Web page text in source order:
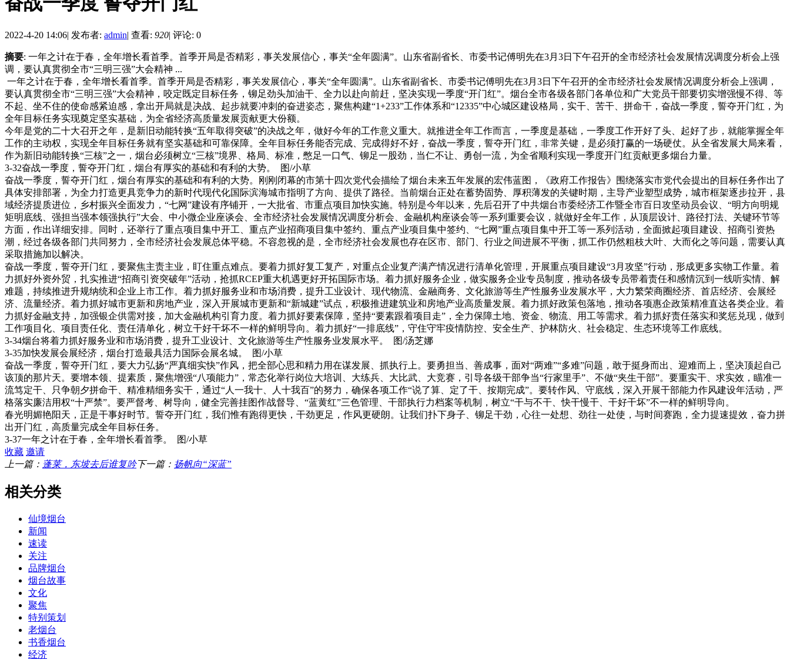
2022-4-20 14:06| 发布者: admin| 查看: 920| 评论: 0
摘要: 一年之计在于春，全年增长看首季。首季开局是否精彩，事关发展信心，事关“全年圆满”。山东省副省长、市委书记傅明先在3月3日下午召开的全市经济社会发展情况调度分析会上强
调，要认真贯彻全市“三明三强”大会精神 ...
一年之计在于春，全年增长看首季。首季开局是否精彩，事关发展信心，事关“全年圆满”。山东省副省长、市委书记傅明先在3月3日下午召开的全市经济社会发展情况调度分析会上强调，
要认真贯彻全市“三明三强”大会精神，咬定既定目标任务，铆足劲头加油干、全力以赴向前赶，坚决实现一季度“开门红”。烟台全市各级各部门各单位和广大党员干部要切实增强慢不得、等
不起、坐不住的使命感紧迫感，拿出开局就是决战、起步就要冲刺的奋进姿态，聚焦构建“1+233”工作体系和“12335”中心城区建设格局，实干、苦干、拼命干，奋战一季度，誓夺开门红，为
全年目标任务实现奠定坚实基础，为全省经济高质量发展贡献更大份额。
今年是党的二十大召开之年，是新旧动能转换“五年取得突破”的决战之年，做好今年的工作意义重大。就推进全年工作而言，一季度是基础，一季度工作开好了头、起好了步，就能掌握全年
工作的主动权，实现全年目标任务就有坚实基础和可靠保障。全年目标任务能否完成、完成得好不好，奋战一季度，誓夺开门红，非常关键，是必须打赢的一场硬仗。从全省发展大局来看，
作为新旧动能转换“三核”之一，烟台必须树立“三核”境界、格局、标准，憋足一口气、铆足一股劲，当仁不让、勇创一流，为全省顺利实现一季度开门红贡献更多烟台力量。
3-32奋战一季度，誓夺开门红，烟台有厚实的基础和有利的大势。 图/小草
奋战一季度，誓夺开门红，烟台有厚实的基础和有利的大势。刚刚闭幕的市第十四次党代会描绘了烟台未来五年发展的宏伟蓝图，《政府工作报告》围绕落实市党代会提出的目标任务作出了
具体安排部署，为全力打造更具竞争力的新时代现代化国际滨海城市指明了方向、提供了路径。当前烟台正处在蓄势固势、厚积薄发的关键时期，主导产业塑型成势，城市框架逐步拉开，县
域经济提质进位，乡村振兴全面发力，“七网”建设有序铺开，一大批省、市重点项目加快实施。特别是今年以来，先后召开了中共烟台市委经济工作暨全市百日攻坚动员会议、“明方向明规
矩明底线、强担当强本领强执行”大会、中小微企业座谈会、全市经济社会发展情况调度分析会、金融机构座谈会等一系列重要会议，就做好全年工作，从顶层设计、路径打法、关键环节等
方面，作出详细安排。同时，还举行了重点项目集中开工、重点产业招商项目集中签约、重点产业项目集中签约、“七网”重点项目集中开工等一系列活动，全面掀起项目建设、招商引资热
潮，经过各级各部门共同努力，全市经济社会发展总体平稳。不容忽视的是，全市经济社会发展也存在区市、部门、行业之间进展不平衡，抓工作仍然粗枝大叶、大而化之等问题，需要认真
采取措施加以解决。
奋战一季度，誓夺开门红，要聚焦主责主业，盯住重点难点。要着力抓好复工复产，对重点企业复产满产情况进行清单化管理，开展重点项目建设“3月攻坚”行动，形成更多实物工作量。着
力抓好外资外贸，扎实推进“招商引资突破年”活动，抢抓RCEP重大机遇更好开拓国际市场。着力抓好服务企业，做实服务企业专员制度，推动各级专员带着责任和感情沉到一线听实情、解
难题，持续推进升规纳统和企业上市工作。着力抓好服务业和市场消费，提升工业设计、现代物流、金融商务、文化旅游等生产性服务业发展水平，大力繁荣商圈经济、首店经济、会展经
济、流量经济。着力抓好城市更新和房地产业，深入开展城市更新和“新城建”试点，积极推进建筑业和房地产业高质量发展。着力抓好政策包落地，推动各项惠企政策精准直达各类企业。着
力抓好金融支持，加强银企供需对接，加大金融机构引育力度。着力抓好要素保障，坚持“要素跟着项目走”，全力保障土地、资金、物流、用工等需求。着力抓好责任落实和奖惩兑现，做到
工作项目化、项目责任化、责任清单化，树立干好干坏不一样的鲜明导向。着力抓好“一排底线”，守住守牢疫情防控、安全生产、护林防火、社会稳定、生态环境等工作底线。
3-34烟台将着力抓好服务业和市场消费，提升工业设计、文化旅游等生产性服务业发展水平。 图/汤芝娜
3-35加快发展会展经济，烟台打造最具活力国际会展名城。 图/小草
奋战一季度，誓夺开门红，要大力弘扬“严真细实快”作风，把全部心思和精力用在谋发展、抓执行上。要勇担当、善成事，面对“两难”“多难”问题，敢于挺身而出、迎难而上，坚决顶起自己
该顶的那片天。要增本领、提素质，聚焦增强“八项能力”，常态化举行岗位大培训、大练兵、大比武、大竞赛，引导各级干部争当“行家里手”、不做“夹生干部”。要重实干、求实效，瞄准一
流笃定干、只争朝夕拼命干、精准精细务实干，通过“人一我十、人十我百”的努力，确保各项工作“说了算、定了干、按期完成”。要转作风、守底线，深入开展干部能力作风建设年活动，严
格落实廉洁用权“十严禁”。要严督考、树导向，健全完善挂图作战督导、“蓝黄红”三色管理、干部执行力档案等机制，树立“干与不干、快干慢干、干好干坏”不一样的鲜明导向。
春光明媚艳阳天，正是干事好时节。誓夺开门红，我们惟有跑得更快，干劲更足，作风更硬朗。让我们扑下身子、铆足干劲，心往一处想、劲往一处使，与时间赛跑，全力提速提效，奋力拼
出开门红，高质量完成全年目标任务。
3-37一年之计在于春，全年增长看首季。 图/小草
收藏 邀请
上一篇： 蓬莱，东坡去后谁复吟下一篇： 扬帆向“深蓝”
相关分类
仙境烟台
新闻
速读
关注
品牌烟台
烟台故事
文化
聚焦
特别策划
老烟台
书香烟台
经济